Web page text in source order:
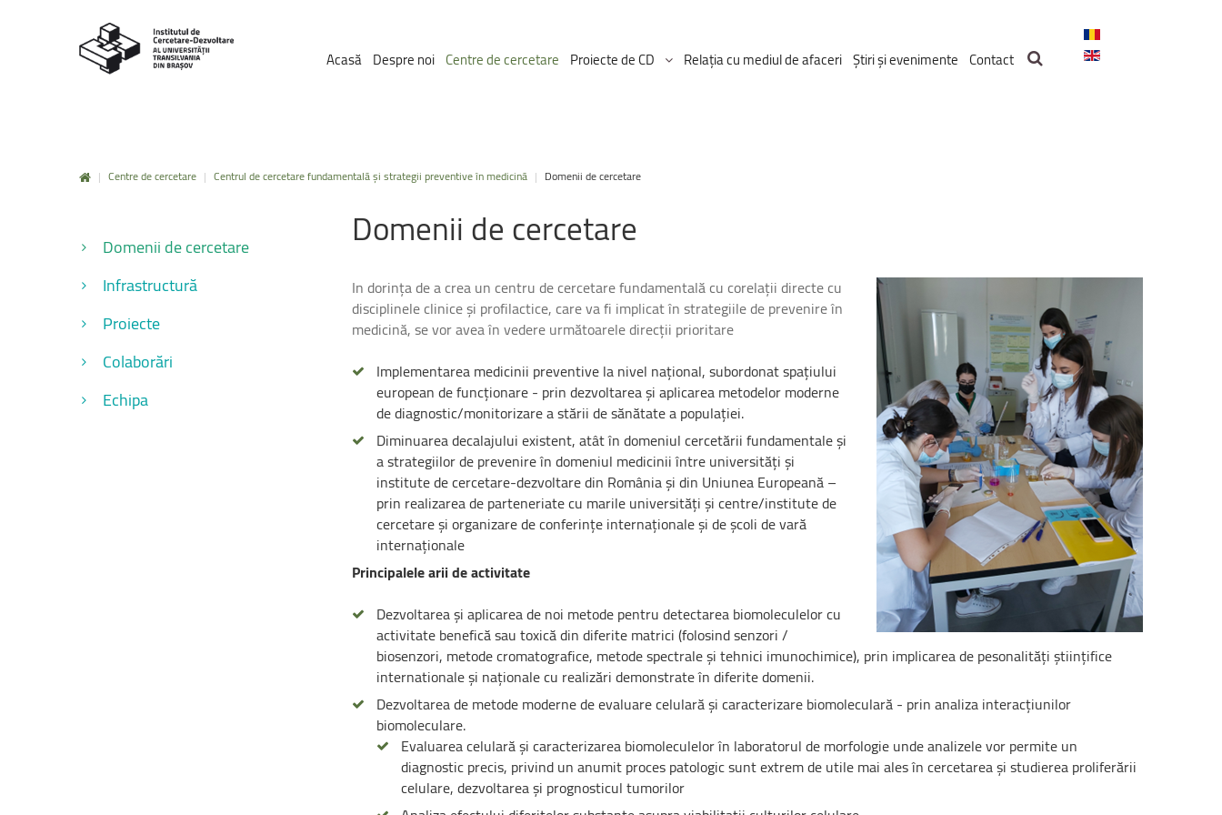
Acasă Despre noi Centre de cercetare Proiecte de CD
Proiecte Ongoing
Relația cu mediul de afaceri Știri și evenimente Contact
| Centre de cercetare | Centrul de cercetare fundamentală și strategii preventive în medicină | Domenii de cercetare
Domenii de cercetare
Infrastructură
Proiecte
Colaborări
Echipa
Domenii de cercetare
In dorința de a crea un centru de cercetare fundamentală cu corelații directe cu
disciplinele clinice și profilactice, care va fi implicat în strategiile de prevenire în
medicină, se vor avea în vedere următoarele direcții prioritare
Implementarea medicinii preventive la nivel național, subordonat spațiului
european de funcționare - prin dezvoltarea și aplicarea metodelor moderne
de diagnostic/monitorizare a stării de sănătate a populației.
Diminuarea decalajului existent, atât în domeniul cercetării fundamentale și
a strategiilor de prevenire în domeniul medicinii între universități și
institute de cercetare-dezvoltare din România și din Uniunea Europeană –
prin realizarea de parteneriate cu marile universități și centre/institute de
cercetare și organizare de conferințe internaționale și de școli de vară
internaționale
Principalele arii de activitate
Dezvoltarea și aplicarea de noi metode pentru detectarea biomoleculelor cu
activitate benefică sau toxică din diferite matrici (folosind senzori /
biosenzori, metode cromatografice, metode spectrale și tehnici imunochimice), prin implicarea de pesonalități științifice
internationale și naționale cu realizări demonstrate în diferite domenii.
Dezvoltarea de metode moderne de evaluare celulară și caracterizare biomoleculară - prin analiza interacțiunilor
biomoleculare.
Evaluarea celulară și caracterizarea biomoleculelor în laboratorul de morfologie unde analizele vor permite un
diagnostic precis, privind un anumit proces patologic sunt extrem de utile mai ales în cercetarea și studierea proliferării
celulare, dezvoltarea și prognosticul tumorilor